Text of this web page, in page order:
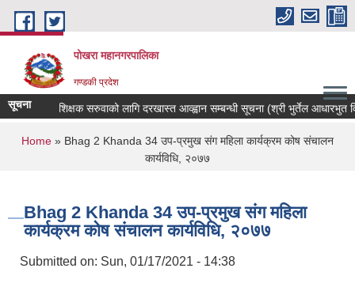
Skip to main content
पोखरा महानगरपालिका
गण्डकी प्रदेश
सूचना शिक्षक सरुवाको लागि दरखास्त आव्ह्वान सम्बन्धी सूचना (श्री भुर्तेल आधारभुत
You are here
Home » Bhag 2 Khanda 34 उप-प्रमुख संग महिला कार्यक्रम कोष संचालन
कार्यविधि, २०७७
Bhag 2 Khanda 34 उप-प्रमुख संग महिला
कार्यक्रम कोष संचालन कार्यविधि, २०७७
Submitted on: Sun, 01/17/2021 - 14:38